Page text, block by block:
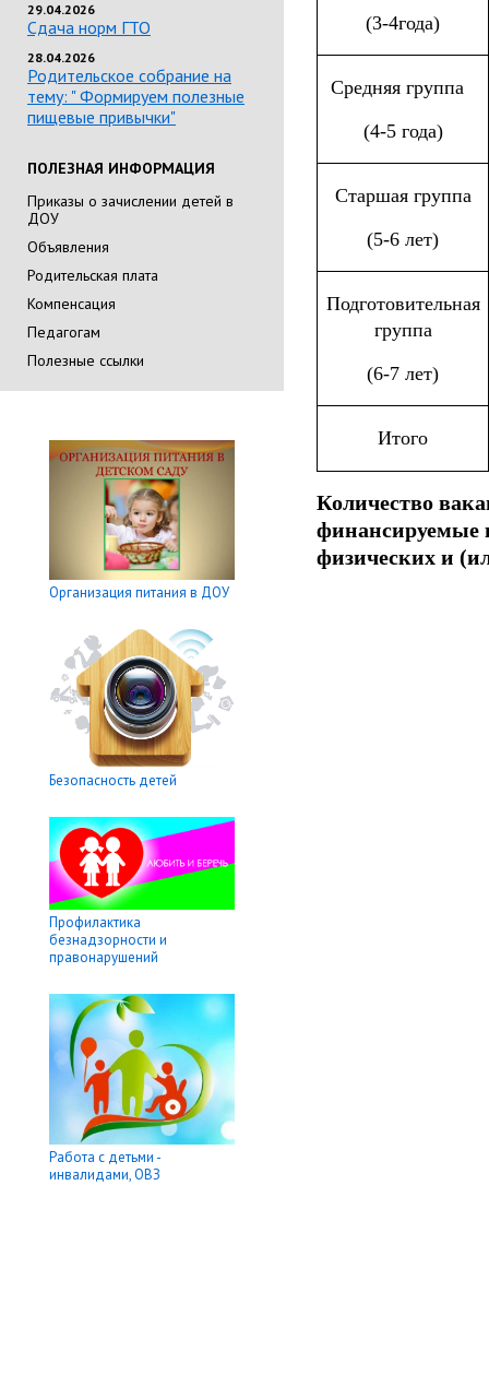
29.04.2026
Сдача норм ГТО
28.04.2026
Родительское собрание на
тему: " Формируем полезные
пищевые привычки"
ПОЛЕЗНАЯ ИНФОРМАЦИЯ
Приказы о зачислении детей в
ДОУ
Объявления
Родительская плата
Компенсация
Педагогам
Полезные ссылки
Организация питания в ДОУ
Безопасность детей
Профилактика
безнадзорности и
правонарушений
Работа с детьми -
инвалидами, ОВЗ
(3-4года)
Средняя группа
(4-5 года)
Старшая группа
(5-6 лет)
Подготовительная
группа
(6-7 лет)
Итого
Количество
финансируемые
физических и